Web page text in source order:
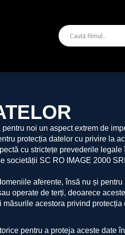
noi un aspect extrem de
protecția datelor cu privire la
cu strictețe prevederile legale
societății SC RO IMAGE 2000
aferente, însă nu și
operate de terți, deoarece
acestora privind protecția
pentru a proteja aceste date